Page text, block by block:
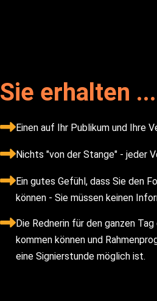
Sie erhalten ...
Einen auf Ihr Publikum und Ihre
Nichts "von der Stange" - jeder
Ein gutes Gefühl, dass Sie den
können - Sie müssen keinen
Die Rednerin für den ganzen
kommen können und
eine Signierstunde möglich ist.